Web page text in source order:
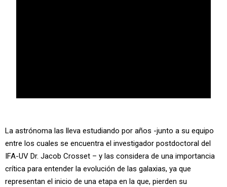
La astrónoma las lleva estudiando por años -junto a su equipo
entre los cuales se encuentra el investigador postdoctoral del
IFA-UV Dr. Jacob Crosset – y las considera de una importancia
crítica para entender la evolución de las galaxias, ya que
representan el inicio de una etapa en la que, pierden su